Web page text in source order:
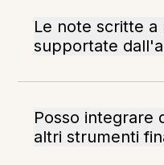
Le note scritte a
supportate
Posso integrare
altri strumenti